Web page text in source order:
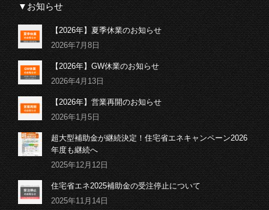
▼お知らせ
【2026年】夏季休業のお知らせ
2026年7月8日
【2026年】GW休業のお知らせ
2026年4月13日
【2026年】営業再開のお知らせ
2026年1月5日
超大型補助金が継続決定！住宅省エネキャンペーン2026
年度も継続へ
2025年12月12日
住宅省エネ2025補助金の受注停止について
2025年11月14日